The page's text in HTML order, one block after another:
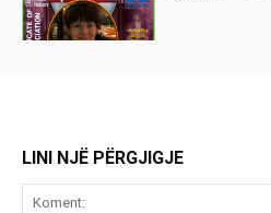
LINI NJË PËRGJIGJE